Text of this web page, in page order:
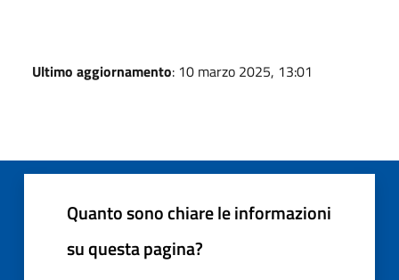
Ultimo aggiornamento: 10 marzo 2025, 13:01
Quanto sono chiare le informazioni
su questa pagina?